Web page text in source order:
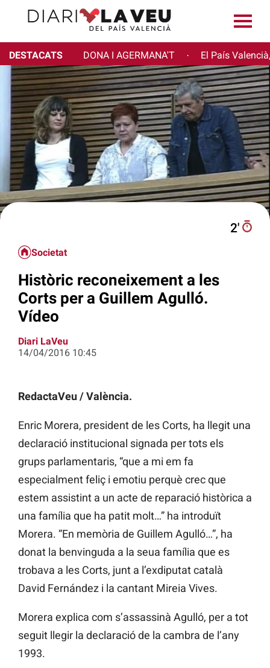
DESTACATS DONA I AGERMANA'T · El País
2′
Societat
Històric reconeixement a les
Corts per a Guillem Agulló.
Vídeo
Diari LaVeu
14/04/2016 10:45
RedactaVeu / València.
Enric Morera, president de les Corts, ha llegit una
declaració institucional signada per tots els
grups parlamentaris, “que a mi em fa
especialment feliç i emotiu perquè crec que
estem assistint a un acte de reparació històrica a
una família que ha patit molt…” ha introduït
Morera. “En memòria de Guillem Agulló…”, ha
donat la benvinguda a la seua família que es
trobava a les Corts, junt a l’exdiputat català
David Fernández i la cantant Mireia Vives.
Morera explica com s’assassinà Agulló, per a tot
seguit llegir la declaració de la cambra de l’any
1993.